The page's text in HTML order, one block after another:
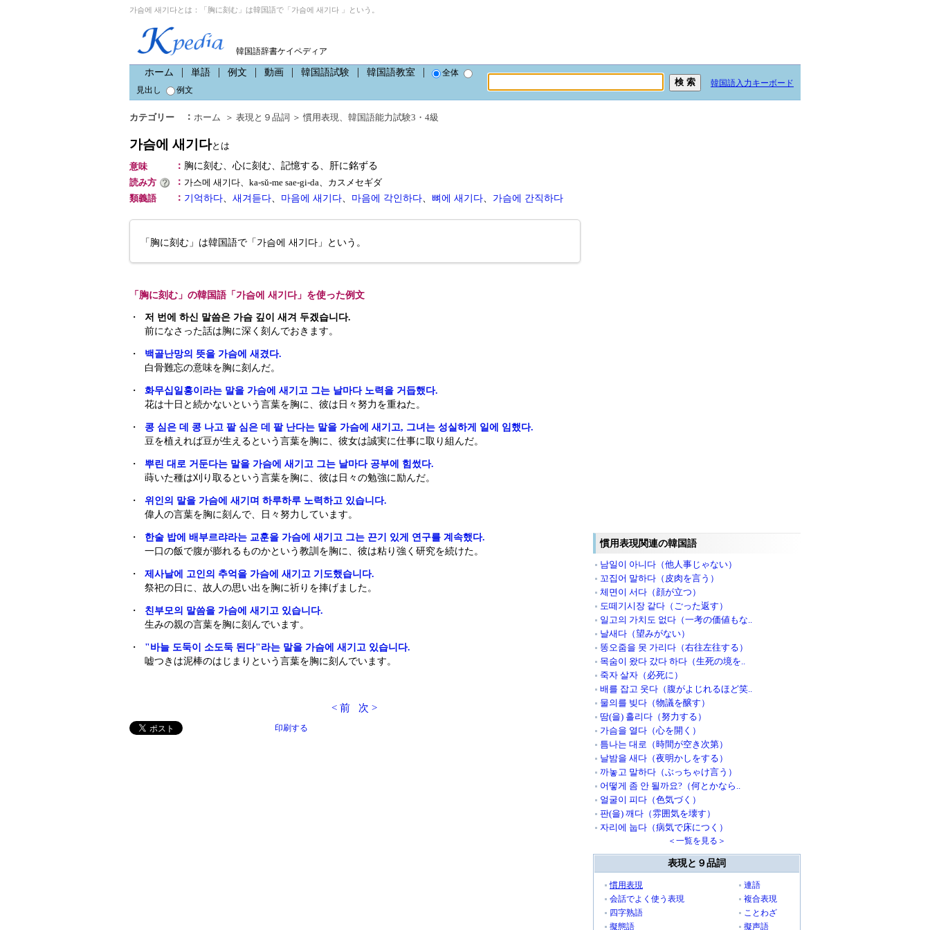
가슴에 새기다とは：「胸に刻む」は韓国語で「가슴에 새기다 」という。
韓国語辞書ケイペディア
ホーム 単語 例文 動画 韓国語試験 韓国語教室
全体
見出し
例文
韓国語入力キーボード
カテゴリー ： ホーム ＞ 表現と９品詞 ＞ 慣用表現、 韓国語能力試験3・4級
가슴에 새기다とは
意味
： 胸に刻む、心に刻む、記憶する、肝に銘ずる
読み方
： 가스메 새기다、ka-sŭ-me sae-gi-da、カスメセギダ
類義語
： 기억하다、 새겨듣다、 마음에 새기다、 마음에 각인하다、 뼈에 새기다、 가슴에 간직하다
「胸に刻む」は韓国語で「가슴에 새기다」という。
「胸に刻む」の韓国語「가슴에 새기다」を使った例文
・
저 번에 하신 말씀은 가슴 깊이 새겨 두겠습니다.
前になさった話は胸に深く刻んでおきます。
・
백골난망의 뜻을 가슴에 새겼다.
白骨難忘の意味を胸に刻んだ。
・
화무십일홍이라는 말을 가슴에 새기고 그는 날마다 노력을 거듭했다.
花は十日と続かないという言葉を胸に、彼は日々努力を重ねた。
・
콩 심은 데 콩 나고 팥 심은 데 팥 난다는 말을 가슴에 새기고, 그녀는 성실하게 일에 임했다.
豆を植えれば豆が生えるという言葉を胸に、彼女は誠実に仕事に取り組んだ。
・
뿌린 대로 거둔다는 말을 가슴에 새기고 그는 날마다 공부에 힘썼다.
蒔いた種は刈り取るという言葉を胸に、彼は日々の勉強に励んだ。
・
위인의 말을 가슴에 새기며 하루하루 노력하고 있습니다.
偉人の言葉を胸に刻んで、日々努力しています。
・
한술 밥에 배부르랴라는 교훈을 가슴에 새기고 그는 끈기 있게 연구를 계속했다.
一口の飯で腹が膨れるものかという教訓を胸に、彼は粘り強く研究を続けた。
・
제사날에 고인의 추억을 가슴에 새기고 기도했습니다.
祭祀の日に、故人の思い出を胸に祈りを捧げました。
・
친부모의 말씀을 가슴에 새기고 있습니다.
生みの親の言葉を胸に刻んでいます。
・
"바늘 도둑이 소도둑 된다"라는 말을 가슴에 새기고 있습니다.
嘘つきは泥棒のはじまりという言葉を胸に刻んでいます。
< 前 次 >
印刷する
慣用表現関連の韓国語
남일이 아니다（他人事じゃない）
꼬집어 말하다（皮肉を言う）
체면이 서다（顔が立つ）
도떼기시장 같다（ごった返す）
일고의 가치도 없다（一考の価値もな..
날새다（望みがない）
똥오줌을 못 가리다（右往左往する）
목숨이 왔다 갔다 하다（生死の境を..
죽자 살자（必死に）
배를 잡고 웃다（腹がよじれるほど笑..
물의를 빚다（物議を醸す）
땀(을) 흘리다（努力する）
가슴을 열다（心を開く）
틈나는 대로（時間が空き次第）
날밤을 새다（夜明かしをする）
까놓고 말하다（ぶっちゃけ言う）
어떻게 좀 안 될까요?（何とかなら..
얼굴이 피다（色気づく）
판(을) 깨다（雰囲気を壊す）
자리에 눕다（病気で床につく）
＜一覧を見る＞
表現と９品詞
慣用表現
連語
会話でよく使う表現
複合表現
四字熟語
ことわざ
擬態語
擬声語